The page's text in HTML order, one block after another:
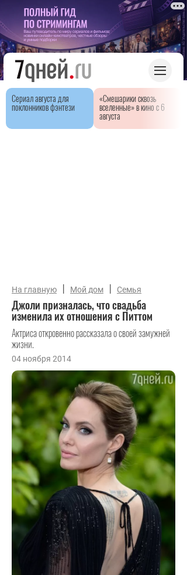
Сериал августа для
поклонников фэнтези
«Смешарики сквозь
вселенные» в кино с 6
августа
На главную | Мой дом | Семья
Джоли призналась, что свадьба
изменила их отношения с Питтом
Актриса откровенно рассказала о своей замужней
жизни.
04 ноября 2014